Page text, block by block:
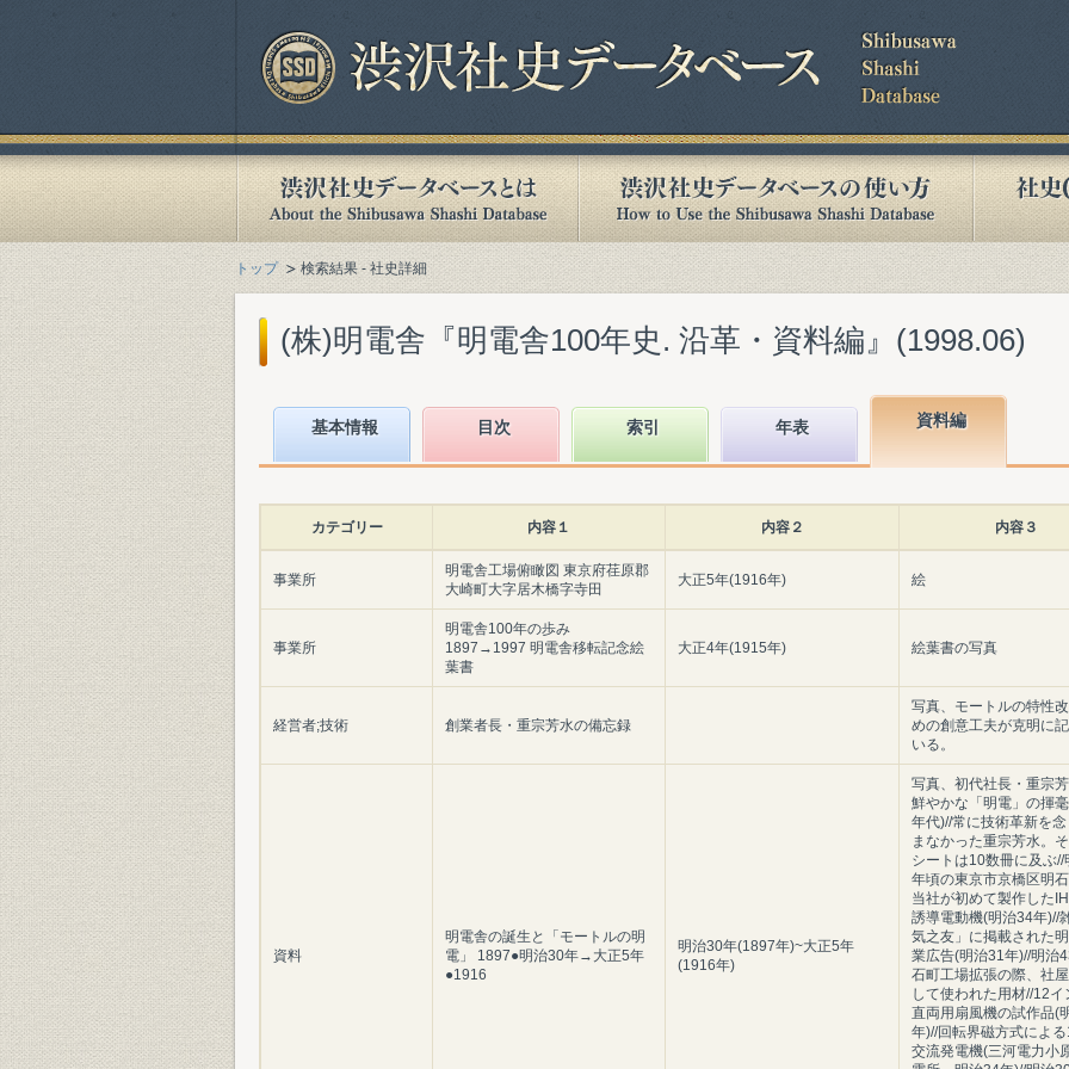
トップ 検索結果 - 社史詳細
(株)明電舎『明電舎100年史. 沿革・資料編』(1998.06)
基本情報 目次 索引 年表 資料編
カテゴリー 内容１ 内容２ 内容３
事業所
明電舎工場俯瞰図 東京府荏原郡
大崎町大字居木橋字寺田
大正5年(1916年) 絵
事業所
明電舎100年の歩み
1897→1997 明電舎移転記念絵
葉書
大正4年(1915年) 絵葉書の写真
経営者;技術 創業者長・重宗芳水の備忘録
写真、モートルの特性
めの創意工夫が克明に
いる。
資料
明電舎の誕生と「モートルの明
電」 1897●明治30年→大正5年
●1916
明治30年(1897年)~大正5年
(1916年)
写真、初代社長・重宗
鮮やかな「明電」の揮
年代)//常に技術革新を
まなかった重宗芳水。
シートは10数冊に及ぶ//
年頃の東京市京橋区明
当社が初めて製作した
誘導電動機(明治34年)//
気之友」に掲載された
業広告(明治31年)//明治
石町工場拡張の際、社
して使われた用材//12イ
直両用扇風機の試作品(
年)//回転界磁方式によ
交流発電機(三河電力小